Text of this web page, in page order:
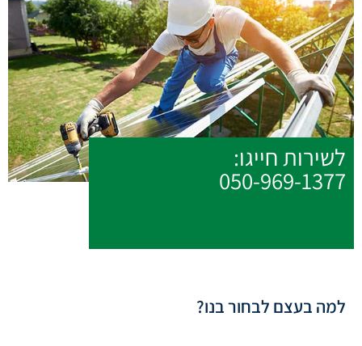
לשירות חייגו:
050-969-1377
למה בעצם לבחור בנו?